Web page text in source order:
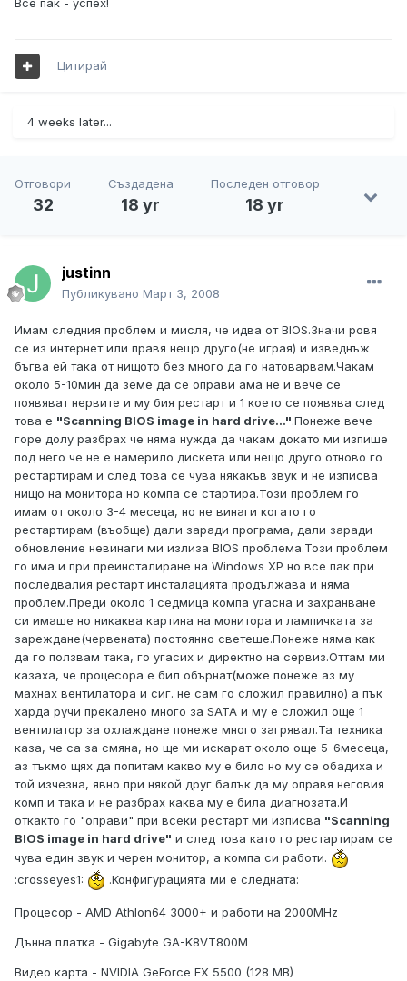
Все пак - успех!
Цитирай
4 weeks later...
Отговори
32
Създадена
18 yr
Последен отговор
18 yr
justinn
Публикувано Март 3, 2008
Имам следния проблем и мисля, че идва от BIOS.Значи ровя
се из интернет или правя нещо друго(не играя) и изведнъж
бъгва ей така от нищото без много да го натоварвам.Чакам
около 5-10мин да земе да се оправи ама не и вече се
появяват нервите и му бия рестарт и 1 което се появява след
това е "Scanning BIOS image in hard drive...".Понеже вече
горе долу разбрах че няма нужда да чакам докато ми изпише
под него че не е намерило дискета или нещо друго отново го
рестартирам и след това се чува някакъв звук и не изписва
нищо на монитора но компа се стартира.Този проблем го
имам от около 3-4 месеца, но не винаги когато го
рестартирам (въобще) дали заради програма, дали заради
обновление невинаги ми излиза BIOS проблема.Този проблем
го има и при преинсталиране на Windows XP но все пак при
последвалия рестарт инсталацията продължава и няма
проблем.Преди около 1 седмица компа угасна и захранване
си имаше но никаква картина на монитора и лампичката за
зареждане(червената) постоянно светеше.Понеже няма как
да го ползвам така, го угасих и директно на сервиз.Оттам ми
казаха, че процесора е бил обърнат(може понеже аз му
махнах вентилатора и сиг. не сам го сложил правилно) а пък
харда ручи прекалено много за SATA и му е сложил още 1
вентилатор за охлаждане понеже много загрявал.Та техника
каза, че са за смяна, но ще ми искарат около още 5-6месеца,
аз тъкмо щях да попитам какво му е било но му се обадиха и
той изчезна, явно при някой друг балък да му оправя неговия
комп и така и не разбрах каква му е била диагнозата.И
откакто го "оправи" при всеки рестарт ми изписва "Scanning
BIOS image in hard drive" и след това като го рестартирам се
чува един звук и черен монитор, а компа си работи.
:crosseyes1:
.Конфигурацията ми е следната:
Процесор - AMD Athlon64 3000+ и работи на 2000MHz
Дънна платка - Gigabyte GA-K8VT800M
Видео карта - NVIDIA GeForce FX 5500 (128 MB)